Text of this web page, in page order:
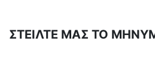
ΣΤΕΙΛΤΕ ΜΑΣ ΤΟ